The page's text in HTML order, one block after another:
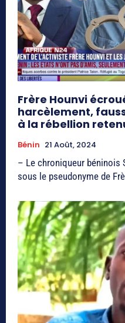
Frère Hounvi
harcèlement,
à la rébellion
Bénin 21 Août, 2024
– Le chroniqueur béninois
sous le pseudonyme de